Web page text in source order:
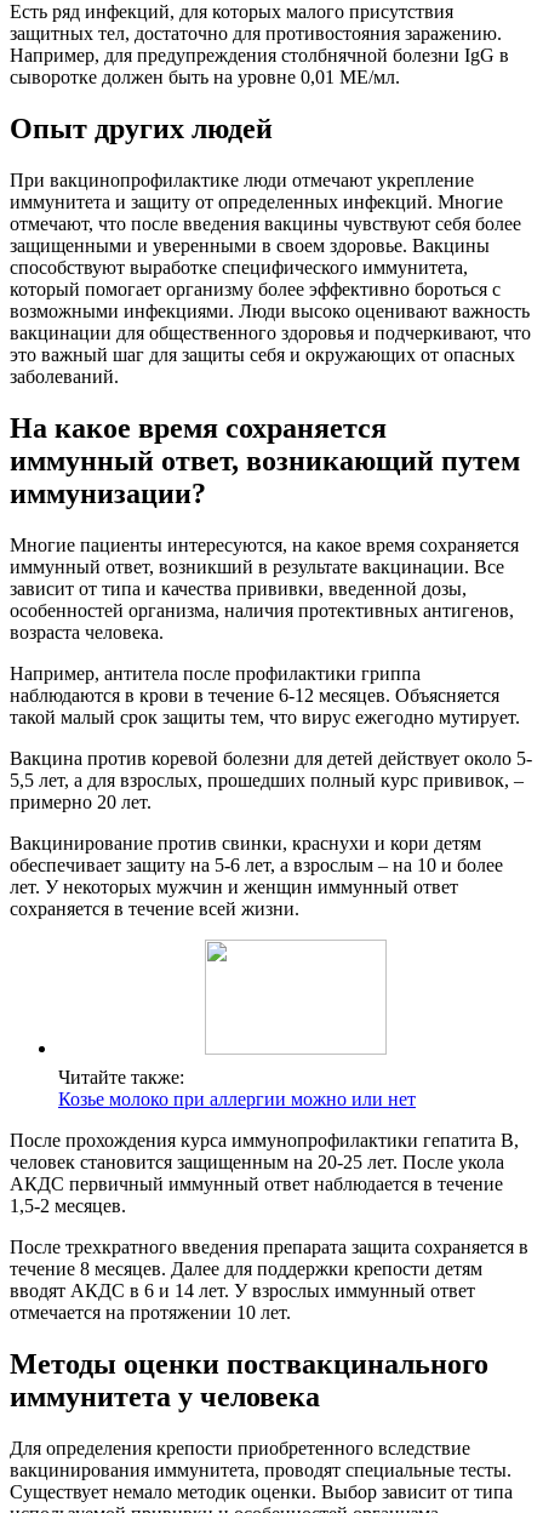
Есть ряд инфекций, для которых малого присутствия
защитных тел, достаточно для противостояния заражению.
Например, для предупреждения столбнячной болезни IgG в
сыворотке должен быть на уровне 0,01 МЕ/мл.
Опыт других людей
При вакцинопрофилактике люди отмечают укрепление
иммунитета и защиту от определенных инфекций. Многие
отмечают, что после введения вакцины чувствуют себя более
защищенными и уверенными в своем здоровье. Вакцины
способствуют выработке специфического иммунитета,
который помогает организму более эффективно бороться с
возможными инфекциями. Люди высоко оценивают важность
вакцинации для общественного здоровья и подчеркивают, что
это важный шаг для защиты себя и окружающих от опасных
заболеваний.
На какое время сохраняется
иммунный ответ, возникающий путем
иммунизации?
Многие пациенты интересуются, на какое время сохраняется
иммунный ответ, возникший в результате вакцинации. Все
зависит от типа и качества прививки, введенной дозы,
особенностей организма, наличия протективных антигенов,
возраста человека.
Например, антитела после профилактики гриппа
наблюдаются в крови в течение 6-12 месяцев. Объясняется
такой малый срок защиты тем, что вирус ежегодно мутирует.
Вакцина против коревой болезни для детей действует около 5-
5,5 лет, а для взрослых, прошедших полный курс прививок, –
примерно 20 лет.
Вакцинирование против свинки, краснухи и кори детям
обеспечивает защиту на 5-6 лет, а взрослым – на 10 и более
лет. У некоторых мужчин и женщин иммунный ответ
сохраняется в течение всей жизни.
Читайте также:
Козье молоко при аллергии можно или нет
После прохождения курса иммунопрофилактики гепатита В,
человек становится защищенным на 20-25 лет. После укола
АКДС первичный иммунный ответ наблюдается в течение
1,5-2 месяцев.
После трехкратного введения препарата защита сохраняется в
течение 8 месяцев. Далее для поддержки крепости детям
вводят АКДС в 6 и 14 лет. У взрослых иммунный ответ
отмечается на протяжении 10 лет.
Методы оценки поствакцинального
иммунитета у человека
Для определения крепости приобретенного вследствие
вакцинирования иммунитета, проводят специальные тесты.
Существует немало методик оценки. Выбор зависит от типа